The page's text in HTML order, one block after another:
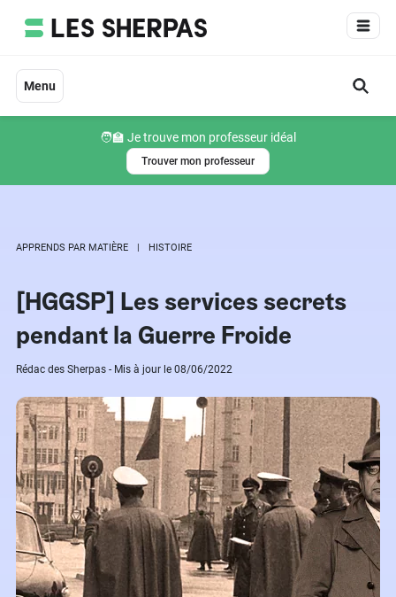
Menu
🧑‍🏫 Je trouve mon professeur idéal
Trouver mon professeur
APPRENDS PAR MATIÈRE HISTOIRE
[HGGSP] Les services secrets
pendant la Guerre Froide
Rédac des Sherpas - Mis à jour le 08/06/2022